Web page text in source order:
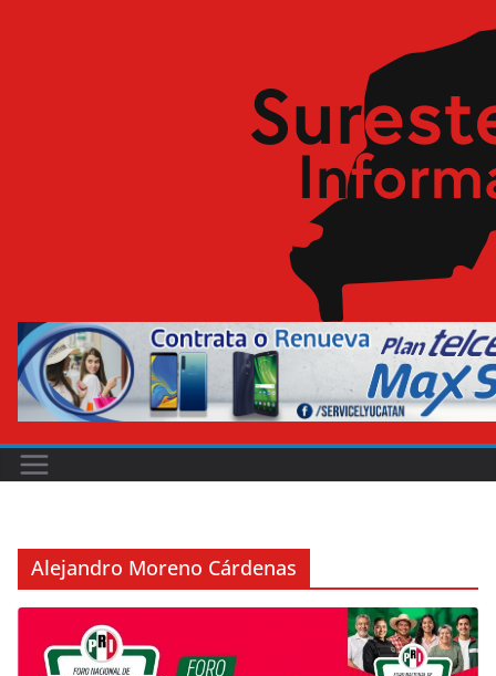
Alejandro Moreno Cárdenas